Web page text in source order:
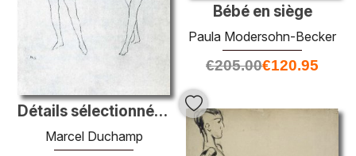
Bébé en siège
Paula Modersohn-Becker
€205.00€120.95
Détails sélectionnés après Cranach
Marcel Duchamp